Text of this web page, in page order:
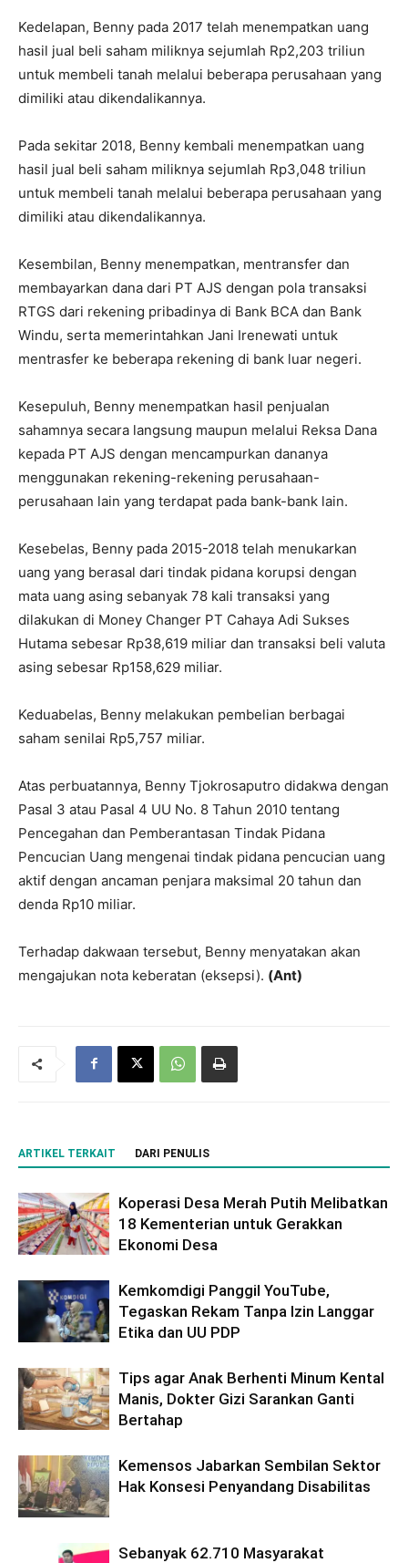
Kedelapan, Benny pada 2017 telah menempatkan uang
hasil jual beli saham miliknya sejumlah Rp2,203 triliun
untuk membeli tanah melalui beberapa perusahaan yang
dimiliki atau dikendalikannya.
Pada sekitar 2018, Benny kembali menempatkan uang
hasil jual beli saham miliknya sejumlah Rp3,048 triliun
untuk membeli tanah melalui beberapa perusahaan yang
dimiliki atau dikendalikannya.
Kesembilan, Benny menempatkan, mentransfer dan
membayarkan dana dari PT AJS dengan pola transaksi
RTGS dari rekening pribadinya di Bank BCA dan Bank
Windu, serta memerintahkan Jani Irenewati untuk
mentrasfer ke beberapa rekening di bank luar negeri.
Kesepuluh, Benny menempatkan hasil penjualan
sahamnya secara langsung maupun melalui Reksa Dana
kepada PT AJS dengan mencampurkan dananya
menggunakan rekening-rekening perusahaan-
perusahaan lain yang terdapat pada bank-bank lain.
Kesebelas, Benny pada 2015-2018 telah menukarkan
uang yang berasal dari tindak pidana korupsi dengan
mata uang asing sebanyak 78 kali transaksi yang
dilakukan di Money Changer PT Cahaya Adi Sukses
Hutama sebesar Rp38,619 miliar dan transaksi beli valuta
asing sebesar Rp158,629 miliar.
Keduabelas, Benny melakukan pembelian berbagai
saham senilai Rp5,757 miliar.
Atas perbuatannya, Benny Tjokrosaputro didakwa dengan
Pasal 3 atau Pasal 4 UU No. 8 Tahun 2010 tentang
Pencegahan dan Pemberantasan Tindak Pidana
Pencucian Uang mengenai tindak pidana pencucian uang
aktif dengan ancaman penjara maksimal 20 tahun dan
denda Rp10 miliar.
Terhadap dakwaan tersebut, Benny menyatakan akan
mengajukan nota keberatan (eksepsi). (Ant)
ARTIKEL TERKAIT DARI PENULIS
Koperasi Desa Merah Putih Melibatkan
18 Kementerian untuk Gerakkan
Ekonomi Desa
Kemkomdigi Panggil YouTube,
Tegaskan Rekam Tanpa Izin Langgar
Etika dan UU PDP
Tips agar Anak Berhenti Minum Kental
Manis, Dokter Gizi Sarankan Ganti
Bertahap
Kemensos Jabarkan Sembilan Sektor
Hak Konsesi Penyandang Disabilitas
Sebanyak 62.710 Masyarakat